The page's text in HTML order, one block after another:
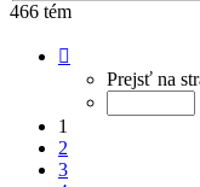
466 tém
Prejsť na
1
2
3